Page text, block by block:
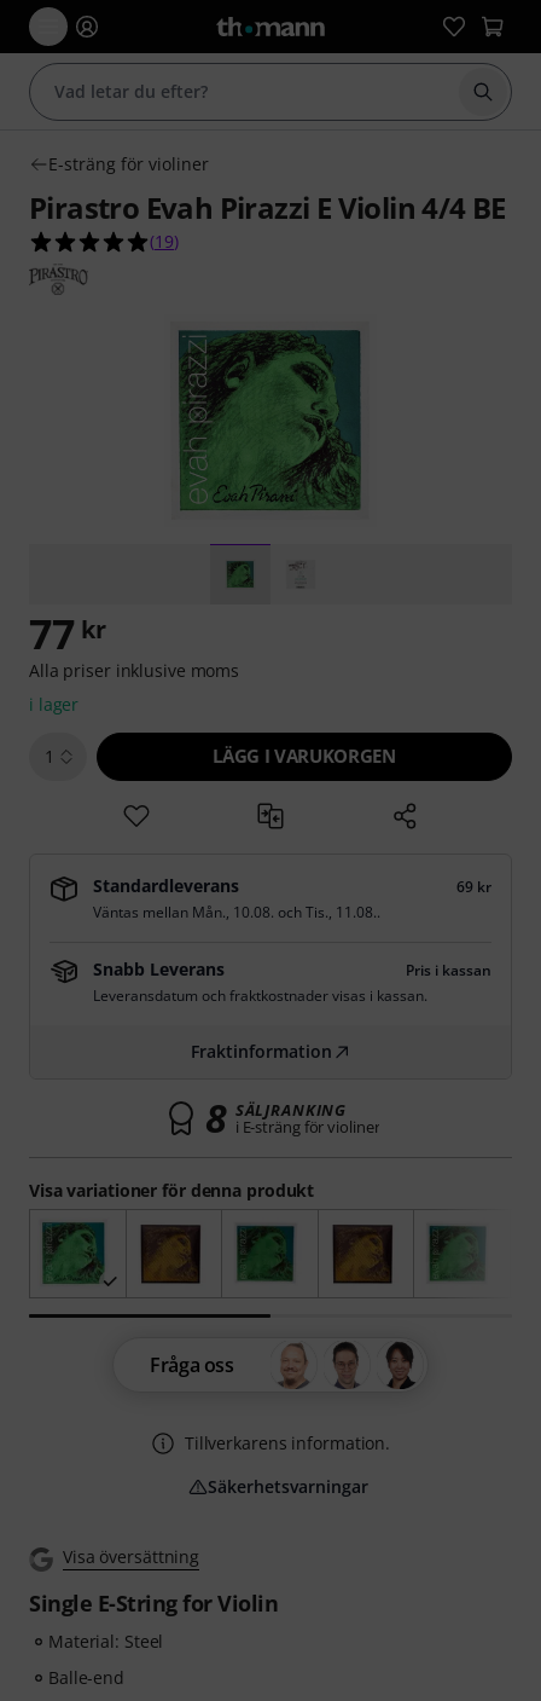
Börja
E-sträng för violiner
Pirastro Evah Pirazzi E Violin 4/4 BE
5.0 av 5 stjärnor från 19 kundbetyg
(19)
Visa översättning
Single E-String for Violin
Material: Steel
Balle-end
Visa variationer för denna produkt
77 kr
Alla priser inklusive moms
i lager
1 LÄGG I VARUKORGEN
Standardleverans
69 kr
Väntas mellan Mån., 10.08. ochTis., 11.08..
Snabb Leverans
Pris i kassan
Leveransdatum och fraktkostnader visas i kassan.
Fraktinformation
8 SÄLJRANKING
i E-sträng för violiner
Fråga oss
Tillverkarens information.
Säkerhetsvarningar